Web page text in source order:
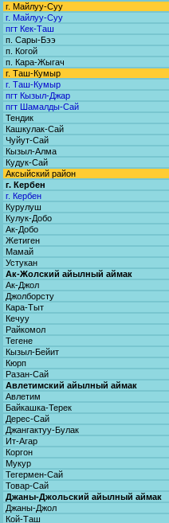
г. Майлуу-Суу
г. Майлуу-Суу
пгт Кек-Таш
п. Сары-Бээ
п. Когой
п. Кара-Жыгач
г. Таш-Кумыр
г. Таш-Кумыр
пгт Кызыл-Джар
пгт Шамалды-Сай
Тендик
Кашкулак-Сай
Чуйут-Сай
Кызыл-Алма
Кудук-Сай
Аксыйский район
г. Кербен
г. Кербен
Курулуш
Кулук-Добо
Ак-Добо
Жетиген
Мамай
Устукан
Ак-Жолский айылный аймак
Ак-Джол
Джолборсту
Кара-Тыт
Кечуу
Райкомол
Тегене
Кызыл-Бейит
Кюрп
Разан-Сай
Авлетимский айылный аймак
Авлетим
Байкашка-Терек
Дерес-Сай
Джангактуу-Булак
Ит-Агар
Коргон
Мукур
Тегермен-Сай
Товар-Сай
Джаны-Джольский айылный аймак
Джаны-Джол
Кой-Таш